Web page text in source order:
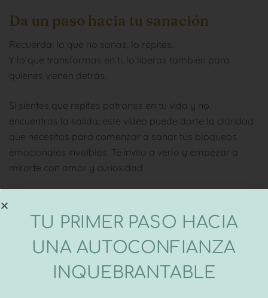
Da un paso hacia tu sanación
Recuerda: lo que no sanas, lo repites.
Y lo que transformas en ti, lo liberas también para
quienes vienen detrás.
Si sientes que repites patrones en tu vida y no
encuentras la salida, este vídeo puede darte la claridad
que necesitas para comenzar a sanar tus bloqueos
emocionales invisibles. Te invito a verlo y empezar a
mirarte con amor y curiosidad.
una salida para ti.
Ainoa
TU PRIMER PASO HACIA
UNA AUTOCONFIANZA
INQUEBRANTABLE